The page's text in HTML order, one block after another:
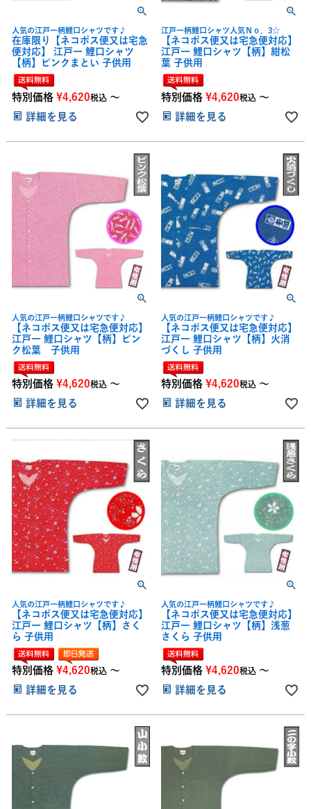
人気の江戸一柄鯉口シャツです♪
在庫限り【ネコポス便又は宅急
便対応】 江戸一 鯉口シャツ
【柄】ピンクまとい 子供用
特別価格 ¥4,620税込 〜
詳細を見る
江戸一柄鯉口シャツ人気Ｎｏ．3☆
【ネコポス便又は宅急便対応】
江戸一 鯉口シャツ【柄】紺松
葉 子供用
特別価格 ¥4,620税込 〜
詳細を見る
人気の江戸一柄鯉口シャツです♪
【ネコポス便又は宅急便対応】
江戸一 鯉口シャツ【柄】ピン
ク松葉 子供用
特別価格 ¥4,620税込 〜
詳細を見る
人気の江戸一柄鯉口シャツです♪
【ネコポス便又は宅急便対応】
江戸一 鯉口シャツ【柄】火消
づくし 子供用
特別価格 ¥4,620税込 〜
詳細を見る
人気の江戸一柄鯉口シャツです♪
【ネコポス便又は宅急便対応】
江戸一 鯉口シャツ【柄】さく
ら 子供用
特別価格 ¥4,620税込 〜
詳細を見る
人気の江戸一柄鯉口シャツです♪
【ネコポス便又は宅急便対応】
江戸一 鯉口シャツ【柄】浅葱
さくら 子供用
特別価格 ¥4,620税込 〜
詳細を見る